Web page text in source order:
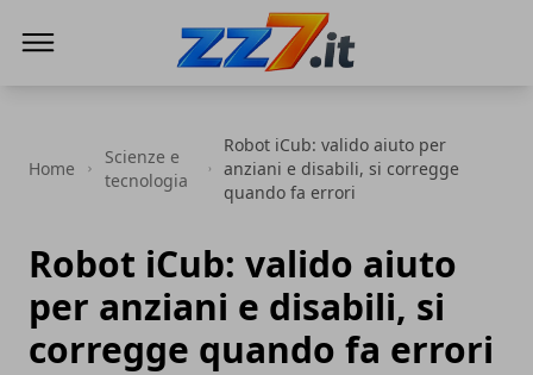
Home
Scienze e
tecnologia
Robot iCub: valido aiuto per
anziani e disabili, si corregge
quando fa errori
Robot iCub: valido aiuto
per anziani e disabili, si
corregge quando fa errori